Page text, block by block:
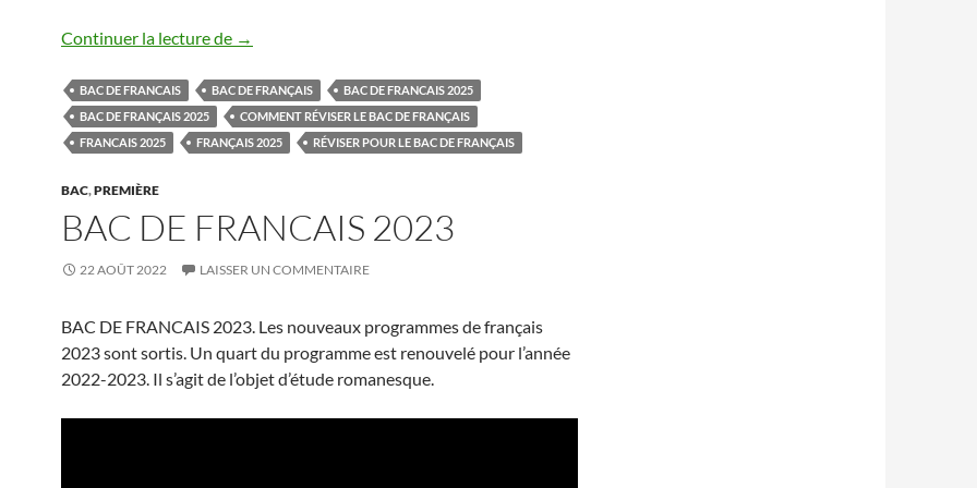
Continuer la lecture de Réviser le bac de français
→
BAC DE FRANCAIS BAC DE FRANÇAIS
BAC DE FRANCAIS 2025
BAC DE FRANÇAIS 2025
COMMENT RÉVISER LE BAC DE FRANÇAIS
FRANCAIS 2025
FRANÇAIS 2025 RÉVISER POUR LE BAC DE FRANÇAIS
BAC,PREMIÈRE
BAC DE FRANCAIS 2023
22 AOÛT 2022 LAISSER UN COMMENTAIRE
BAC DE FRANCAIS 2023. Les nouveaux programmes de français
2023 sont sortis. Un quart du programme est renouvelé pour l’année
2022-2023. Il s’agit de l’objet d’étude romanesque.